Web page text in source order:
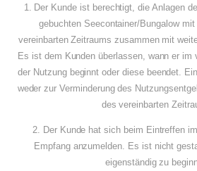
1. Der Kunde ist berechtigt, die Anlagen
gebuchten Seecontainer/Bungalow
vereinbarten Zeitraums zusammen mit
Es ist dem Kunden überlassen, wann er im
der Nutzung beginnt oder diese beendet.
weder zur Verminderung des
des vereinbarten
2. Der Kunde hat sich beim Eintreffen
Empfang anzumelden. Es ist nicht
eigenständig zu